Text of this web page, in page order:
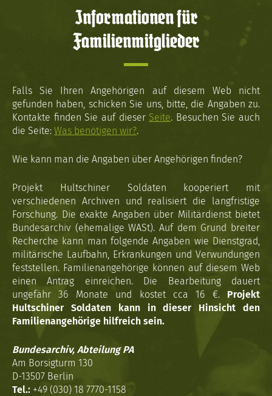
Informationen für
Familienmitglieder
Falls Sie Ihren Angehörigen auf diesem Web nicht
gefunden haben, schicken Sie uns, bitte, die Angaben zu.
Kontakte finden Sie auf dieser Seite. Besuchen Sie auch
die Seite: Was benötigen wir?.
Wie kann man die Angaben über Angehörigen finden?
Projekt Hultschiner Soldaten kooperiert mit
verschiedenen Archiven und realisiert die langfristige
Forschung. Die exakte Angaben über Militärdienst bietet
Bundesarchiv (ehemalige WASt). Auf dem Grund breiter
Recherche kann man folgende Angaben wie Dienstgrad,
militärische Laufbahn, Erkrankungen und Verwundungen
feststellen. Familienangehörige können auf diesem Web
einen Antrag einreichen. Die Bearbeitung dauert
ungefähr 36 Monate und kostet cca 16 €. Projekt
Hultschiner Soldaten kann in dieser Hinsicht den
Familienangehörige hilfreich sein.
Bundesarchiv, Abteilung PA
Am Borsigturm 130
D-13507 Berlin
Tel.: +49 (030) 18 7770-1158